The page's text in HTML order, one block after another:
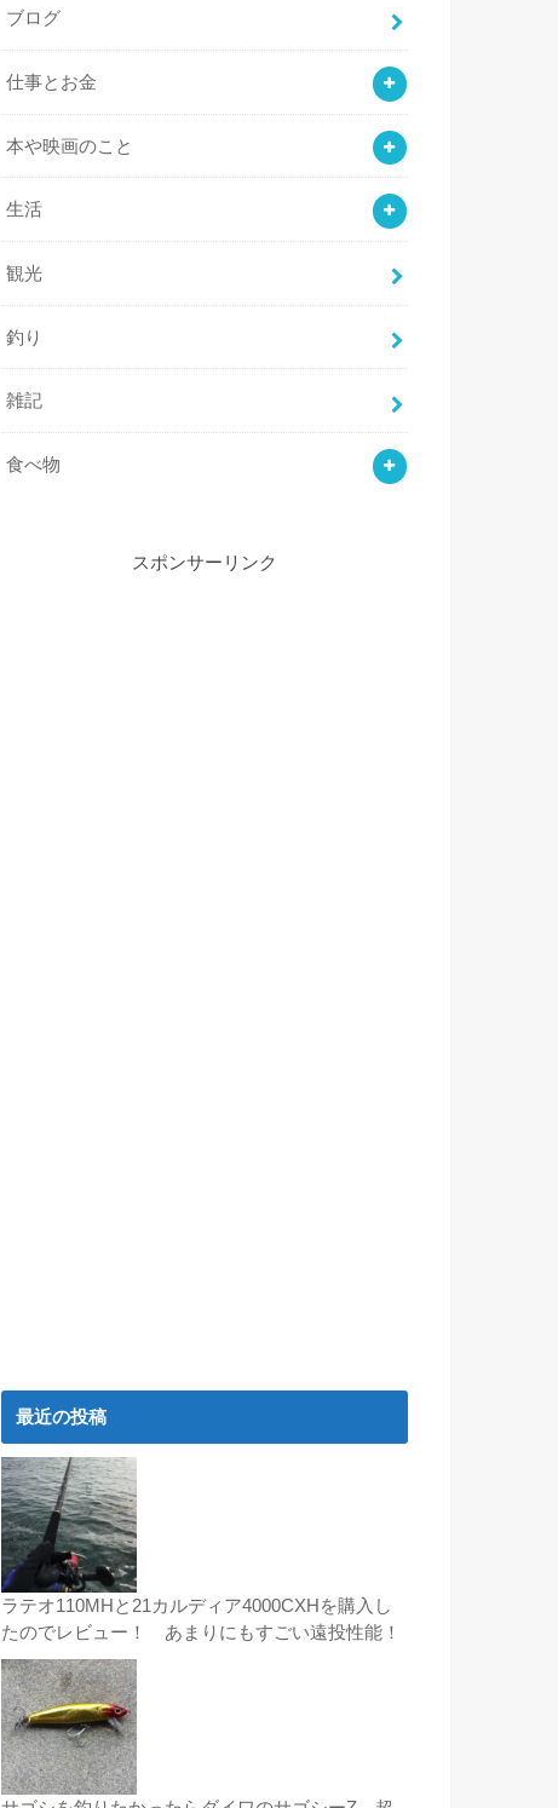
ブログ
仕事とお金
本や映画のこと
生活
観光
釣り
雑記
食べ物
スポンサーリンク
最近の投稿
ラテオ110MHと21カルディア4000CXHを購入し
たのでレビュー！ あまりにもすごい遠投性能！